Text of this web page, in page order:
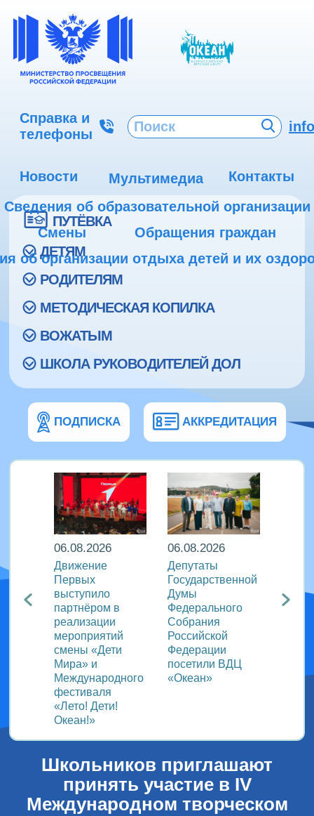
Справка и
телефоны
Новости Мультимедиа
Контакты
Сведения об образовательной организации
Смены
Обращения граждан
об организации отдыха детей и их
ПУТЁВКА
ДЕТЯМ
РОДИТЕЛЯМ
МЕТОДИЧЕСКАЯ КОПИЛКА
ВОЖАТЫМ
ШКОЛА РУКОВОДИТЕЛЕЙ ДОЛ
ПОДПИСКА АККРЕДИТАЦИЯ
в
06.08.2026
Движение
Первых
выступило
партнёром в
реализации
мероприятий
смены «Дети
Мира» и
Международного
фестиваля
«Лето! Дети!
Океан!»
06.08.2026
Депутаты
Государственной
Думы
Федерального
Собрания
Российской
Федерации
посетили ВДЦ
«Океан»
идеи
Школьников приглашают
принять участие в IV
Международном творческом